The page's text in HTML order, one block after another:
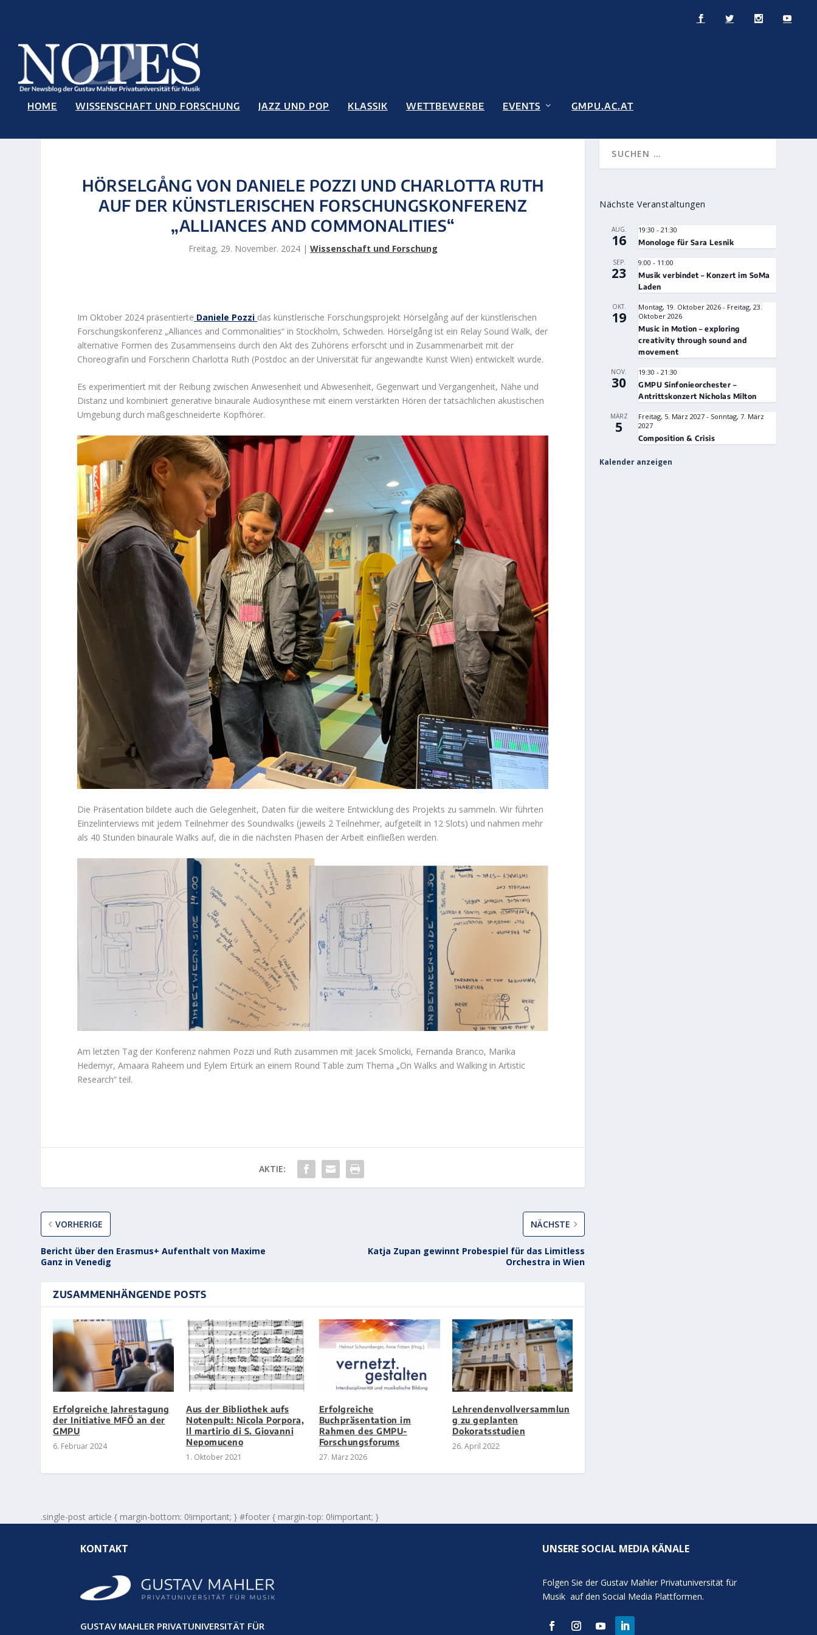
HOME WISSENSCHAFT UND FORSCHUNG JAZZ UND POP KLASSIK WETTBEWERBE EVENTS GMPU.AC.AT
HÖRSELGÅNG VON DANIELE POZZI UND CHARLOTTA RUTH
AUF DER KÜNSTLERISCHEN FORSCHUNGSKONFERENZ
„ALLIANCES AND COMMONALITIES“
Freitag, 29. November. 2024| Wissenschaft und Forschung
Im Oktober 2024 präsentierte Daniele Pozzi das künstlerische Forschungsprojekt Hörselgång auf der künstlerischen
Forschungskonferenz „Alliances and Commonalities“ in Stockholm, Schweden. Hörselgång ist ein Relay Sound Walk, der
alternative Formen des Zusammenseins durch den Akt des Zuhörens erforscht und in Zusammenarbeit mit der
Choreografin und Forscherin Charlotta Ruth (Postdoc an der Universität für angewandte Kunst Wien) entwickelt wurde.
Es experimentiert mit der Reibung zwischen Anwesenheit und Abwesenheit, Gegenwart und Vergangenheit, Nähe und
Distanz und kombiniert generative binaurale Audiosynthese mit einem verstärkten Hören der tatsächlichen akustischen
Umgebung durch maßgeschneiderte Kopfhörer.
Die Präsentation bildete auch die Gelegenheit, Daten für die weitere Entwicklung des Projekts zu sammeln. Wir führten
Einzelinterviews mit jedem Teilnehmer des Soundwalks (jeweils 2 Teilnehmer, aufgeteilt in 12 Slots) und nahmen mehr
als 40 Stunden binaurale Walks auf, die in die nächsten Phasen der Arbeit einfließen werden.
Am letzten Tag der Konferenz nahmen Pozzi und Ruth zusammen mit Jacek Smolicki, Fernanda Branco, Marika
Hedemyr, Amaara Raheem und Eylem Ertürk an einem Round Table zum Thema „On Walks and Walking in Artistic
Research“ teil.
AKTIE:
VORHERIGE
Bericht über den Erasmus+ Aufenthalt von Maxime
Ganz in Venedig
NÄCHSTE
Katja Zupan gewinnt Probespiel für das Limitless
Orchestra in Wien
ZUSAMMENHÄNGENDE POSTS
Erfolgreiche Jahrestagung
der Initiative MFÖ an der
GMPU
6. Februar 2024
Aus der Bibliothek aufs
Notenpult: Nicola Porpora,
Il martirio di S. Giovanni
Nepomuceno
1. Oktober 2021
Erfolgreiche
Buchpräsentation im
Rahmen des GMPU-
Forschungsforums
27. März 2026
Lehrendenvollversammlun
g zu geplanten
Dokoratsstudien
26. April 2022
.single-post article { margin-bottom: 0!important; } #footer { margin-top: 0!important; }
Nächste Veranstaltungen
AUG.
16
19:30 -21:30
Monologe für Sara Lesnik
SEP.
23
9:00 - 11:00
Musik verbindet – Konzert im SoMa
Laden
OKT.
19
Montag, 19. Oktober 2026 - Freitag, 23.
Oktober 2026
Music in Motion – exploring
creativity through sound and
movement
NOV.
30
19:30 -21:30
GMPU Sinfonieorchester –
Antrittskonzert Nicholas Milton
MÄRZ
5
Freitag, 5. März 2027 - Sonntag, 7. März
2027
Composition & Crisis
Kalender anzeigen
KONTAKT
GUSTAV MAHLER PRIVATUNIVERSITÄT FÜR
UNSERE SOCIAL MEDIA KÄNALE
Folgen Sie der Gustav Mahler Privatuniversität für
Musik auf den Social Media Plattformen.